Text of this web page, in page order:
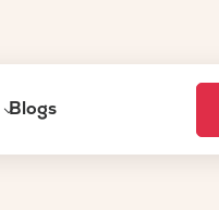
Blogs